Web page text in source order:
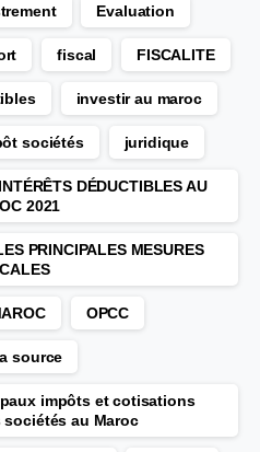
Evaluation
fiscal FISCALITE
investir au maroc
sociétés juridique
DÉDUCTIBLES AU
2021
PRINCIPALES MESURES
OPCC
source
impôts et cotisations
au Maroc